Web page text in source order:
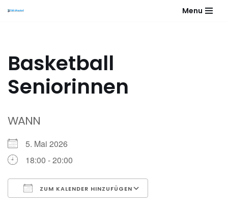
Menu
Basketball
Seniorinnen
WANN
5. Mai 2026
18:00 - 20:00
ZUM KALENDER HINZUFÜGEN